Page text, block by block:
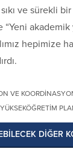
ve sürekli
akademik
hepimize
VE
YÜKSEKÖĞRETIM
DİĞER